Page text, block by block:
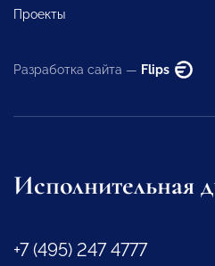
Проекты
Разработка сайта — Flips
Исполнительная
+7 (495) 247 4777